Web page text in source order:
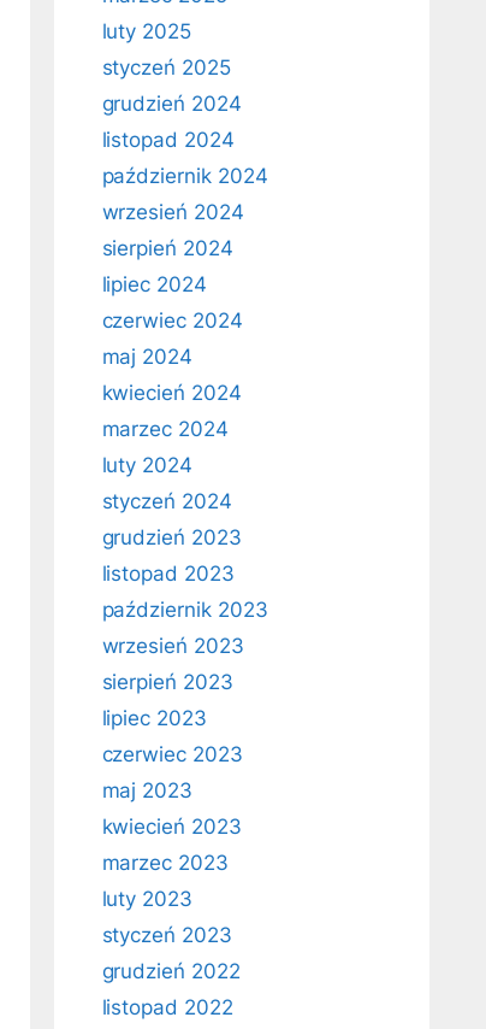
luty 2025
styczeń 2025
grudzień 2024
listopad 2024
październik 2024
wrzesień 2024
sierpień 2024
lipiec 2024
czerwiec 2024
maj 2024
kwiecień 2024
marzec 2024
luty 2024
styczeń 2024
grudzień 2023
listopad 2023
październik 2023
wrzesień 2023
sierpień 2023
lipiec 2023
czerwiec 2023
maj 2023
kwiecień 2023
marzec 2023
luty 2023
styczeń 2023
grudzień 2022
listopad 2022